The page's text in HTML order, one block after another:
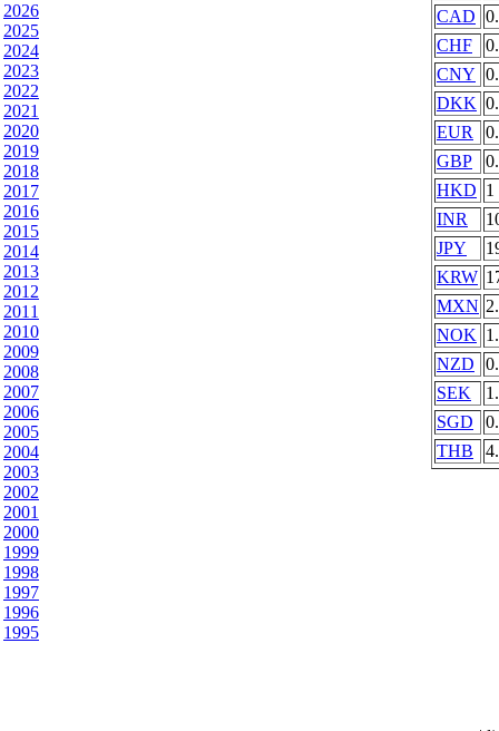
2026
2025
2024
2023
2022
2021
2020
2019
2018
2017
2016
2015
2014
2013
2012
2011
2010
2009
2008
2007
2006
2005
2004
2003
2002
2001
2000
1999
1998
1997
1996
1995
CAD
CHF
CNY
DKK
EUR
GBP
HKD 1
INR
JPY
KRW
MXN
NOK
NZD
SEK
SGD
THB